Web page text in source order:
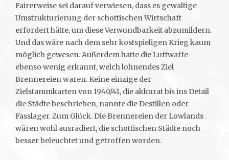
Fairerweise sei darauf verwiesen, dass es gewaltige
Umstrukturierung der schottischen Wirtschaft
erfordert hätte, um diese Verwundbarkeit abzumildern.
Und das wäre nach dem sehr kostspieligen Krieg kaum
möglich gewesen. Außerdem hatte die Luftwaffe
ebenso wenig erkannt, welch lohnendes Ziel
Brennereien waren. Keine einzige der
Zielstammkarten von 1940/41, die akkurat bis ins Detail
die Städte beschrieben, nannte die Destillen oder
Fasslager. Zum Glück. Die Brennereien der Lowlands
wären wohl ausradiert, die schottischen Städte noch
besser beleuchtet und getroffen worden.